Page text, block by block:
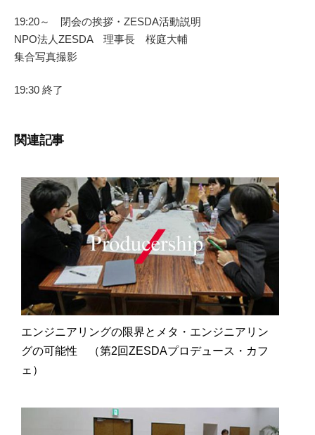
19:20～ 閉会の挨拶・ZESDA活動説明
NPO法人ZESDA 理事長 桜庭大輔
集合写真撮影
19:30 終了
関連記事
エンジニアリングの限界とメタ・エンジニアリン
グの可能性 （第2回ZESDAプロデュース・カフ
ェ）